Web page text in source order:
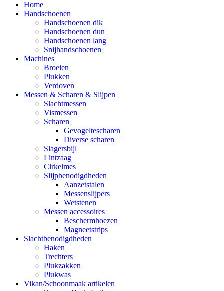
Home
Handschoenen
Handschoenen dik
Handschoenen dun
Handschoenen lang
Snijhandschoenen
Machines
Broeien
Plukken
Verdoven
Messen & Scharen & Slijpen
Slachtmessen
Vismessen
Scharen
Gevogeltescharen
Diverse scharen
Slagersbijl
Lintzaag
Cirkelmes
Slijpbenodigdheden
Aanzetstalen
Messenslijpers
Wetstenen
Messen accessoires
Beschermhoezen
Magneetstrips
Slachtbenodigdheden
Haken
Trechters
Plukzakken
Plukwas
Vikan/Schoonmaak artikelen